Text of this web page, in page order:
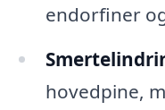
endorfiner
hovedpine,